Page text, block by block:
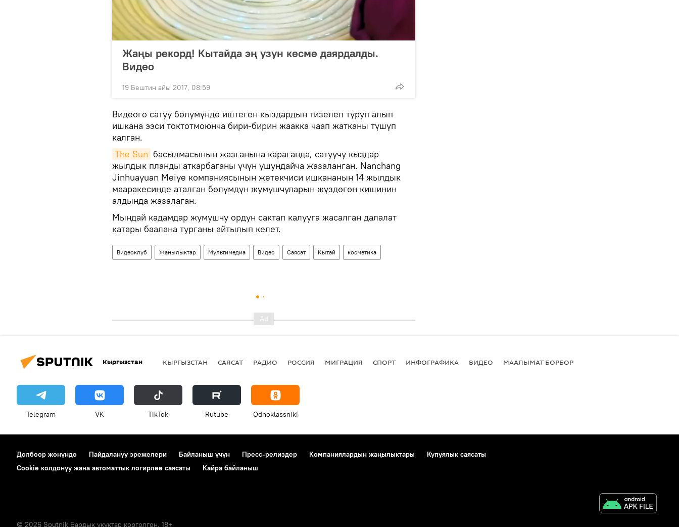
Жаңы рекорд! Кытайда эң узун кесме даярдалды.
Видео
19 Бештин айы 2017, 08:59
Видеого сатуу бөлүмүндө иштеген кыздардын тизелеп туруп алып
ишкана ээси токтотмоюнча бири-бирин жаакка чаап жатканы түшүп
калган.
The Sun басылмасынын жазганына караганда, сатуучу кыздар
жылдык планды аткарбаганы үчүн ушундайча жазаланган. Nanchang
Jinhuayuan Meiye компаниясынын жетекчиси ишкананын 14 жылдык
мааракесинде аталган бөлүмдүн жумушчуларын жүздөгөн кишинин
алдында жазалаган.
Мындай кадамдар жумушчу ордун сактап калууга жасалган далалат
катары баалана турганы айтылып келет.
Видеоклуб Жаңылыктар Мультимедиа Видео Саясат Кытай косметика
Кыргызстан КЫРГЫЗСТАН САЯСАТ РАДИО РОССИЯ МИГРАЦИЯ СПОРТ ИНФОГРАФИКА ВИДЕО МААЛЫМАТ БОРБОР
Telegram VK ТikТоk Rutube Odnoklassniki
Долбоор жөнүндө Пайдалануу эрежелери Байланыш үчүн Пресс-релиздер Компаниялардын жаңылыктары
Купуялык саясаты
Cookie колдонуу жана автоматтык логирлөө саясаты
Кайра байланыш
© 2026 Sputnik Бардык укуктар корголгон. 18+